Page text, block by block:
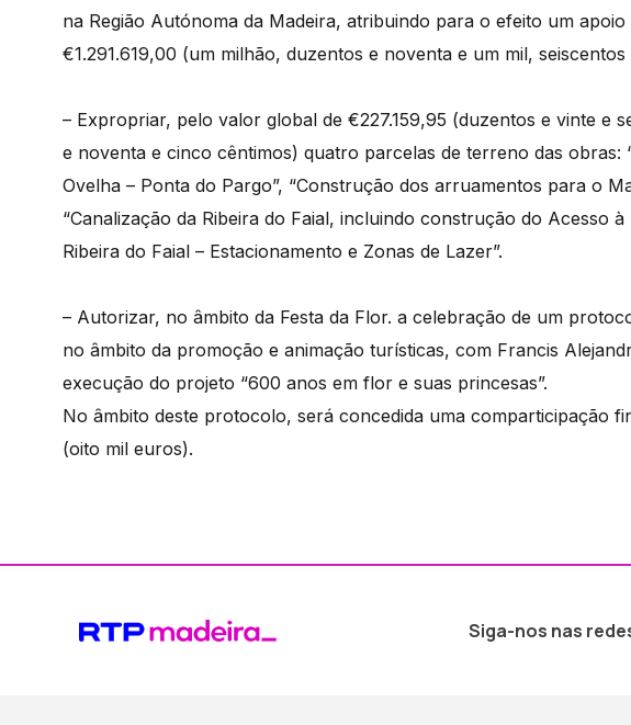
na Região Autónoma da Madeira, atribuindo para o efeito um
€1.291.619,00 (um milhão, duzentos e noventa e um mil,
– Expropriar, pelo valor global de €227.159,95 (duzentos e vinte e
e noventa e cinco cêntimos) quatro parcelas de terreno das obras:
Ovelha – Ponta do Pargo”, “Construção dos arruamentos para o
“Canalização da Ribeira do Faial, incluindo construção do Acesso à
Ribeira do Faial – Estacionamento e Zonas de Lazer”.
– Autorizar, no âmbito da Festa da Flor. a celebração de um
no âmbito da promoção e animação turísticas, com Francis
execução do projeto “600 anos em flor e suas princesas”.
No âmbito deste protocolo, será concedida uma comparticipação
(oito mil euros).
Siga-nos nas